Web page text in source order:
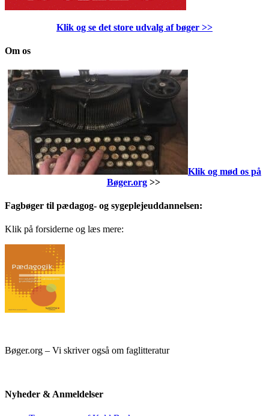
Klik og se det store udvalg af bøger >>
Om os
Klik og mød os på
Bøger.org>>
Fagbøger til pædagog- og sygeplejeuddannelsen:
Klik på forsiderne og læs mere:
Bøger.org – Vi skriver også om faglitteratur
Nyheder & Anmeldelser